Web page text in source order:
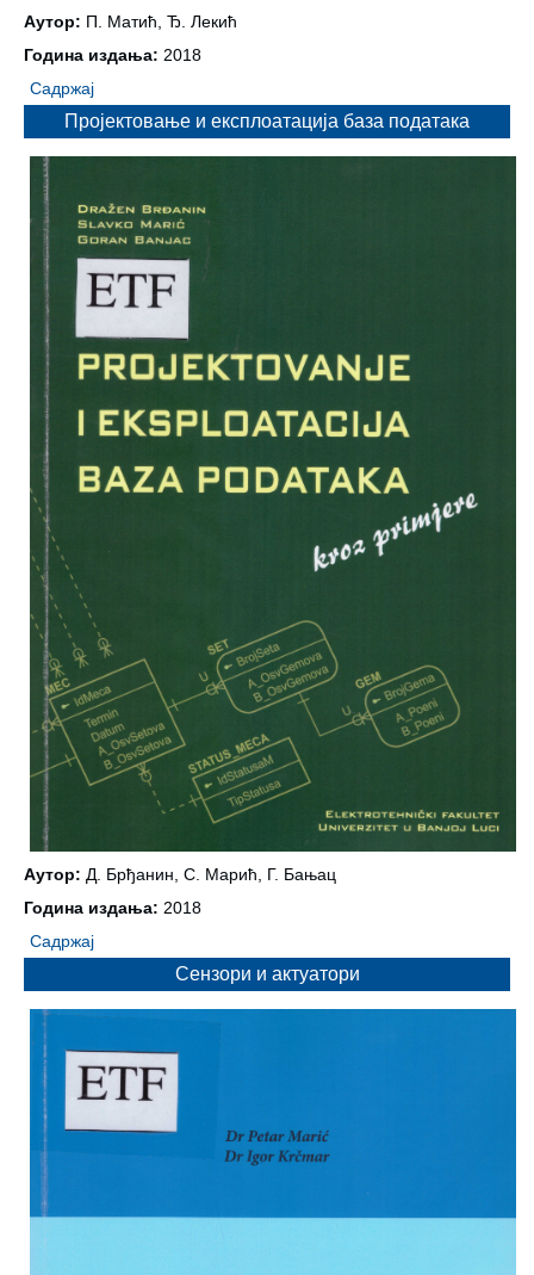
Аутор: П. Матић, Ђ. Лекић
Година издања: 2018
Садржај
Пројектовање и експлоатација база података
Аутор: Д. Брђанин, С. Марић, Г. Бањац
Година издања: 2018
Садржај
Сензори и актуатори